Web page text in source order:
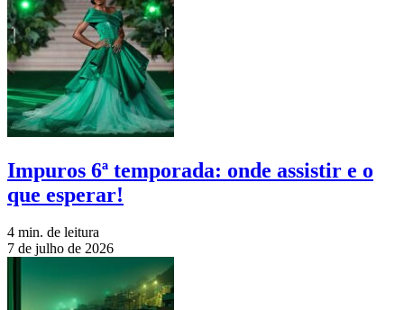
Impuros 6ª temporada: onde assistir e o
que esperar!
4 min. de leitura
7 de julho de 2026